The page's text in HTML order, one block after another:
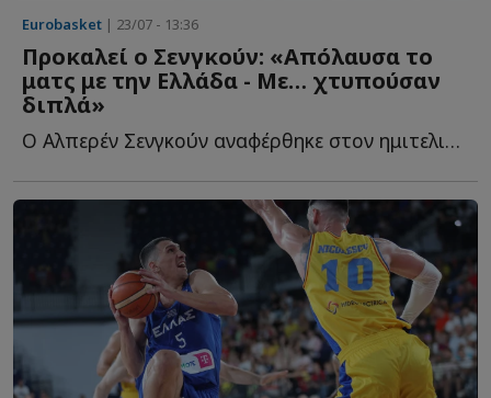
Eurobasket | 23/07 - 13:36
Προκαλεί ο Σενγκούν: «Απόλαυσα το
ματς με την Ελλάδα - Με… χτυπούσαν
διπλά»
Ο Αλπερέν Σενγκούν αναφέρθηκε στον ημιτελικό του EuroBasket α...